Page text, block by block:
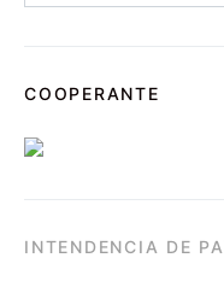
COOPERANTE
INTENDENCIA DE